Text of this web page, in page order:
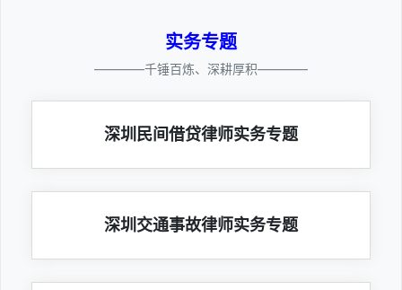
实务专题
————千锤百炼、深耕厚积————
深圳民间借贷律师实务专题
深圳交通事故律师实务专题